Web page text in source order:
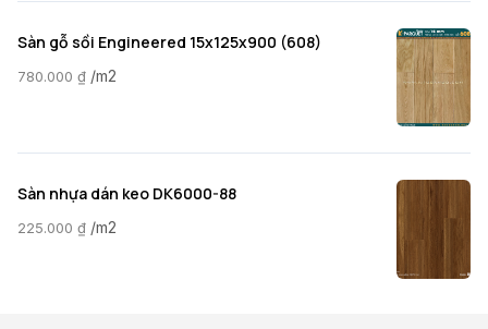
Sàn gỗ sồi Engineered 15x125x900 (608)
780.000 ₫ /m2
Sàn nhựa dán keo DK6000-88
225.000 ₫ /m2